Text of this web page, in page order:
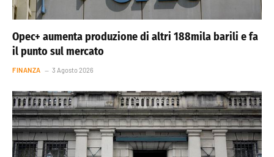
Opec+ aumenta produzione di altri 188mila barili e fa
il punto sul mercato
FINANZA 3 Agosto 2026